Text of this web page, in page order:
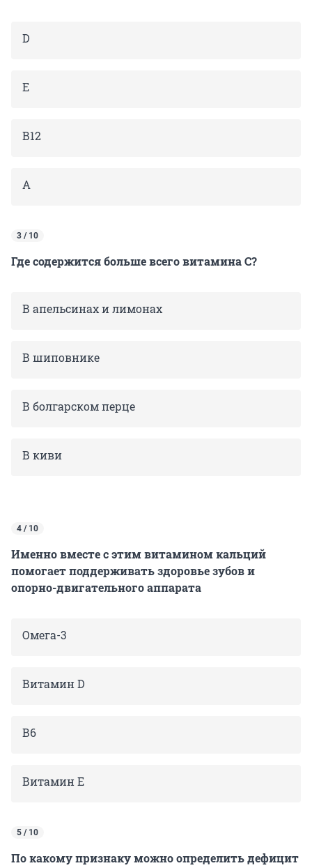
D
Е
В12
А
3 / 10
Где содержится больше всего витамина С?
В апельсинах и лимонах
В шиповнике
В болгарском перце
В киви
4 / 10
Именно вместе с этим витамином кальций
помогает поддерживать здоровье зубов и
опорно-двигательного аппарата
Омега-3
Витамин D
В6
Витамин Е
5 / 10
По какому признаку можно определить дефицит